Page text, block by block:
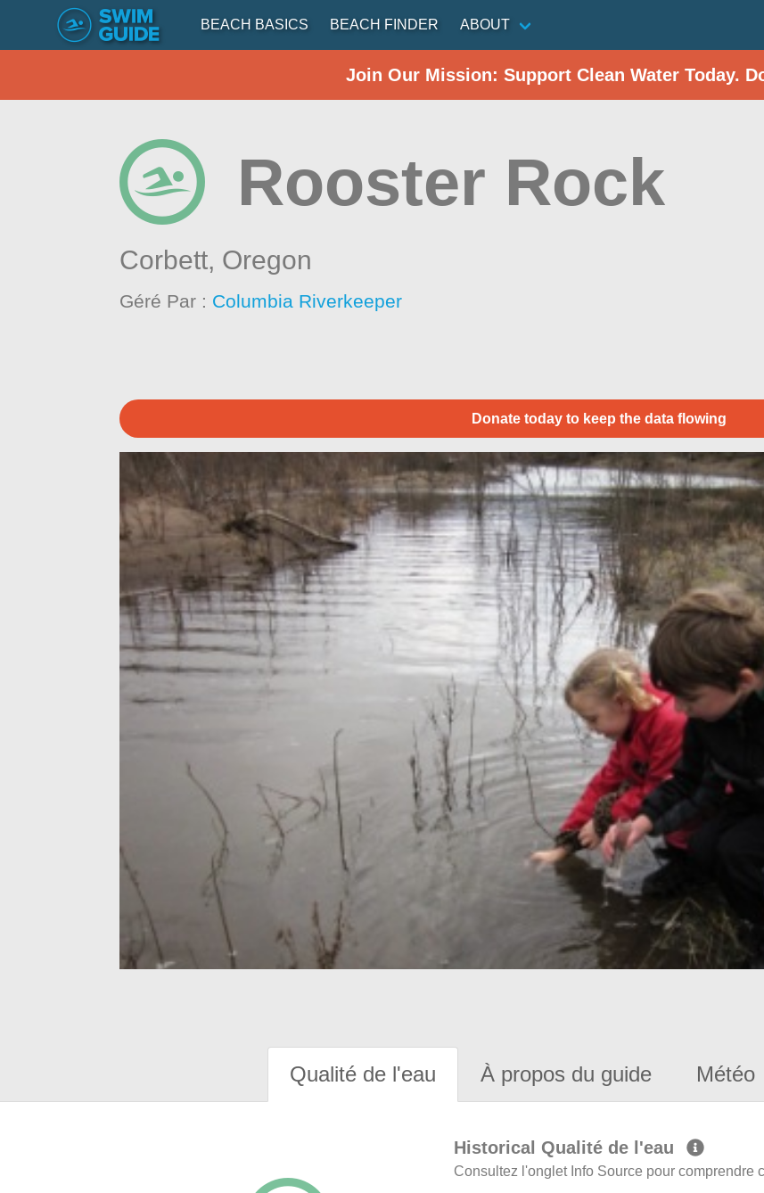
BEACH BASICS BEACH FINDER ABOUT
Join Our Mission: Support Clean Water Today.
Rooster Rock
Corbett, Oregon
Géré Par : Columbia Riverkeeper
Donate today to keep the data flowing
Qualité de l'eau À propos du guide Météo
Historical Qualité de l'eau
Consultez l'onglet Info Source pour comprendre